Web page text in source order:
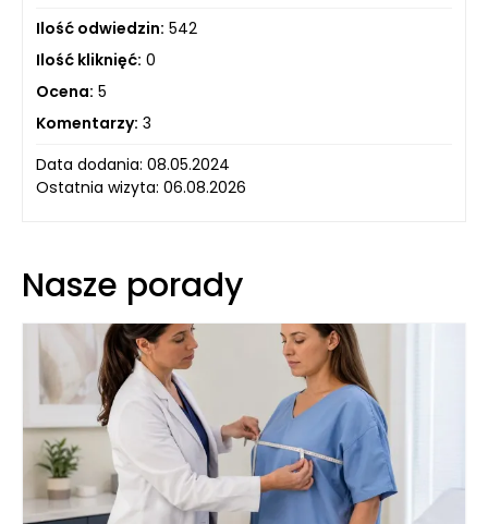
Ilość odwiedzin: 542
Ilość kliknięć: 0
Ocena: 5
Komentarzy: 3
Data dodania: 08.05.2024
Ostatnia wizyta: 06.08.2026
Nasze porady